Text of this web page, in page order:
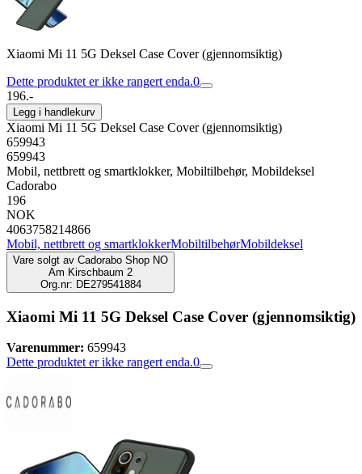
Xiaomi Mi 11 5G Deksel Case Cover (gjennomsiktig)
Dette produktet er ikke rangert enda.0
196.-
Legg i handlekurv
Xiaomi Mi 11 5G Deksel Case Cover (gjennomsiktig)
659943
659943
Mobil, nettbrett og smartklokker, Mobiltilbehør, Mobildeksel
Cadorabo
196
NOK
4063758214866
Mobil, nettbrett og smartklokkerMobiltilbehørMobildeksel
Vare solgt av Cadorabo Shop NO
Am Kirschbaum 2
Org.nr: DE279541884
Xiaomi Mi 11 5G Deksel Case Cover (gjennomsiktig)
Varenummer: 659943
Dette produktet er ikke rangert enda.0